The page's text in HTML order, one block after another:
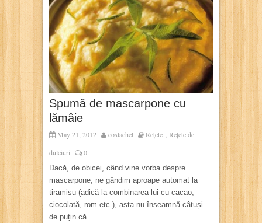
Spumă de mascarpone cu
lămâie
May 21, 2012 costachel Rețete
Rețete de
dulciuri
0
Dacă, de obicei, când vine vorba despre
mascarpone, ne gândim aproape automat la
tiramisu (adică la combinarea lui cu cacao,
ciocolată, rom etc.), asta nu înseamnă câtuși
de puțin că...